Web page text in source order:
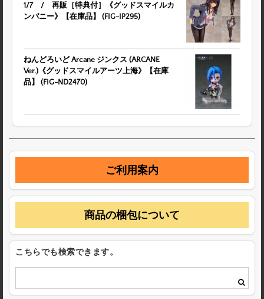
1/7 / 再販［特典付］《グッドスマイルカ
ンパニー》【在庫品】 (FIG-IP295)
ねんどろいど Arcane ジンクス (ARCANE
Ver.)《グッドスマイルアーツ上海》【在庫
品】 (FIG-ND2470)
ご利用案内
商品の梱包について
こちらでも検索できます。